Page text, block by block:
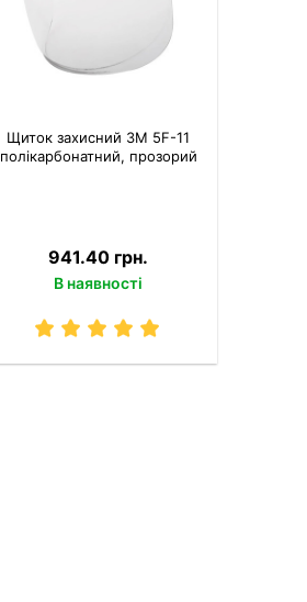
Щиток захисний 3M 5F-11
полікарбонатний, прозорий
941.40 грн.
В наявності